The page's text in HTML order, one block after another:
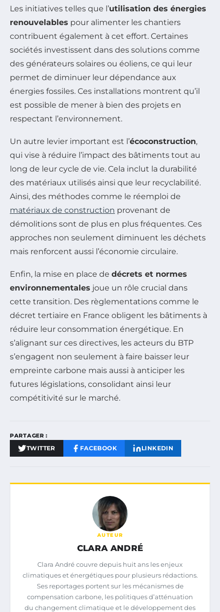
Les initiatives telles que l’utilisation des énergies
renouvelables pour alimenter les chantiers
contribuent également à cet effort. Certaines
sociétés investissent dans des solutions comme
des générateurs solaires ou éoliens, ce qui leur
permet de diminuer leur dépendance aux
énergies fossiles. Ces installations montrent qu’il
est possible de mener à bien des projets en
respectant l’environnement.
Un autre levier important est l’écoconstruction,
qui vise à réduire l’impact des bâtiments tout au
long de leur cycle de vie. Cela inclut la durabilité
des matériaux utilisés ainsi que leur recyclabilité.
Ainsi, des méthodes comme le réemploi de
matériaux de construction provenant de
démolitions sont de plus en plus fréquentes. Ces
approches non seulement diminuent les déchets
mais renforcent aussi l’économie circulaire.
Enfin, la mise en place de décrets et normes
environnementales joue un rôle crucial dans
cette transition. Des règlementations comme le
décret tertiaire en France obligent les bâtiments à
réduire leur consommation énergétique. En
s’alignant sur ces directives, les acteurs du BTP
s’engagent non seulement à faire baisser leur
empreinte carbone mais aussi à anticiper les
futures législations, consolidant ainsi leur
compétitivité sur le marché.
PARTAGER :
TWITTER FACEBOOK LINKEDIN
AUTEUR
CLARA ANDRÉ
Clara André couvre depuis huit ans les enjeux
climatiques et énergétiques pour plusieurs rédactions.
Ses reportages portent sur les mécanismes de
compensation carbone, les politiques d’atténuation
du changement climatique et le développement des